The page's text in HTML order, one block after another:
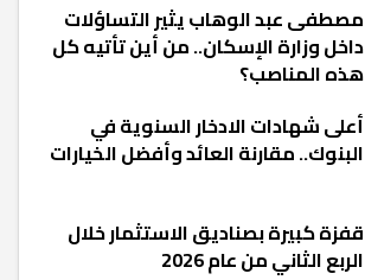
مصطفى عبد الوهاب يثير التساؤلات
داخل وزارة الإسكان.. من أين تأتيه كل
هذه المناصب؟
أعلى شهادات الادخار السنوية في
البنوك.. مقارنة العائد وأفضل الخيارات
قفزة كبيرة بصناديق الاستثمار خلال
الربع الثاني من عام 2026